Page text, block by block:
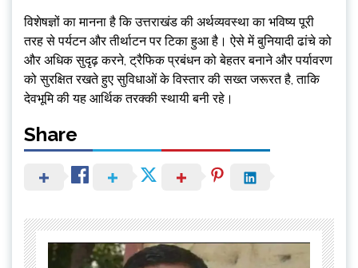
विशेषज्ञों का मानना है कि उत्तराखंड की अर्थव्यवस्था का भविष्य पूरी
तरह से पर्यटन और तीर्थाटन पर टिका हुआ है। ऐसे में बुनियादी ढांचे को
और अधिक सुदृढ़ करने, ट्रैफिक प्रबंधन को बेहतर बनाने और पर्यावरण
को सुरक्षित रखते हुए सुविधाओं के विस्तार की सख्त जरूरत है, ताकि
देवभूमि की यह आर्थिक तरक्की स्थायी बनी रहे।
Share